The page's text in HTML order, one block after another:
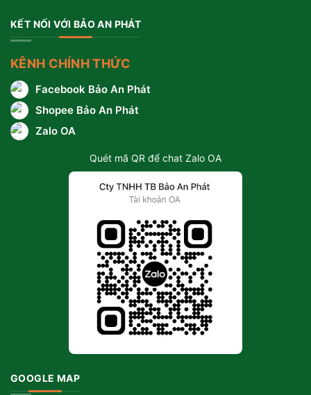
KẾT NỐI VỚI BẢO AN PHÁT
KÊNH CHÍNH THỨC
Facebook Bảo An Phát
Shopee Bảo An Phát
Zalo OA
Quét mã QR để chat Zalo OA
GOOGLE MAP